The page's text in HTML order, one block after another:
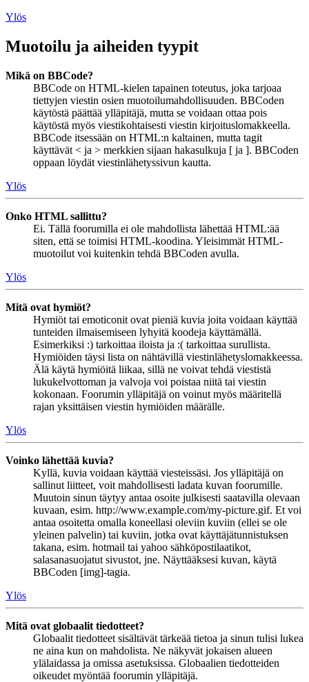
Ylös
Muotoilu ja aiheiden tyypit
Mikä on BBCode?
BBCode on HTML-kielen tapainen toteutus, joka tarjoaa
tiettyjen viestin osien muotoilumahdollisuuden. BBCoden
käytöstä päättää ylläpitäjä, mutta se voidaan ottaa pois
käytöstä myös viestikohtaisesti viestin kirjoituslomakkeella.
BBCode itsessään on HTML:n kaltainen, mutta tagit
käyttävät < ja > merkkien sijaan hakasulkuja [ ja ]. BBCoden
oppaan löydät viestinlähetyssivun kautta.
Ylös
Onko HTML sallittu?
Ei. Tällä foorumilla ei ole mahdollista lähettää HTML:ää
siten, että se toimisi HTML-koodina. Yleisimmät HTML-
muotoilut voi kuitenkin tehdä BBCoden avulla.
Ylös
Mitä ovat hymiöt?
Hymiöt tai emoticonit ovat pieniä kuvia joita voidaan käyttää
tunteiden ilmaisemiseen lyhyitä koodeja käyttämällä.
Esimerkiksi :) tarkoittaa iloista ja :( tarkoittaa surullista.
Hymiöiden täysi lista on nähtävillä viestinlähetyslomakkeessa.
Älä käytä hymiöitä liikaa, sillä ne voivat tehdä viestistä
lukukelvottoman ja valvoja voi poistaa niitä tai viestin
kokonaan. Foorumin ylläpitäjä on voinut myös määritellä
rajan yksittäisen viestin hymiöiden määrälle.
Ylös
Voinko lähettää kuvia?
Kyllä, kuvia voidaan käyttää viesteissäsi. Jos ylläpitäjä on
sallinut liitteet, voit mahdollisesti ladata kuvan foorumille.
Muutoin sinun täytyy antaa osoite julkisesti saatavilla olevaan
kuvaan, esim. http://www.example.com/my-picture.gif. Et voi
antaa osoitetta omalla koneellasi oleviin kuviin (ellei se ole
yleinen palvelin) tai kuviin, jotka ovat käyttäjätunnistuksen
takana, esim. hotmail tai yahoo sähköpostilaatikot,
salasanasuojatut sivustot, jne. Näyttääksesi kuvan, käytä
BBCoden [img]-tagia.
Ylös
Mitä ovat globaalit tiedotteet?
Globaalit tiedotteet sisältävät tärkeää tietoa ja sinun tulisi lukea
ne aina kun on mahdolista. Ne näkyvät jokaisen alueen
ylälaidassa ja omissa asetuksissa. Globaalien tiedotteiden
oikeudet myöntää foorumin ylläpitäjä.